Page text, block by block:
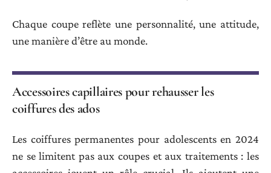
Chaque coupe reflète une personnalité, une attitude,
une manière d’être au monde.
Accessoires capillaires pour rehausser les
coiffures des ados
Les coiffures permanentes pour adolescents en 2024
ne se limitent pas aux coupes et aux traitements : les